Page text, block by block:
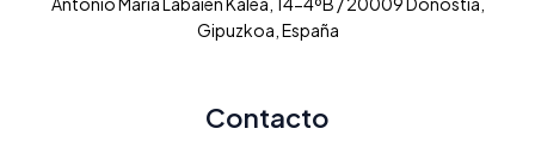
Gipuzkoa, España
Contacto